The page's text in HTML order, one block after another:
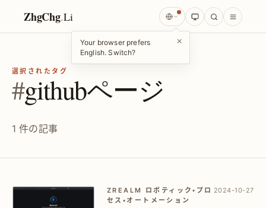
ZhgChg.Li
Your browser prefers
English. Switch?
×
選択されたタグ
#githubページ
1 件の記事
ZREALM ロボティック・プロ
セス・オートメーション
2024-10-27